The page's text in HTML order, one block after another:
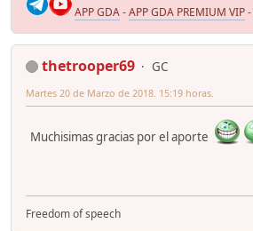
APP GDA-APP GDA PREMIUM VIP-
thetrooper69
GC
Martes 20 de Marzo de 2018. 15:19 horas.
Muchisimas gracias por el aporte
Freedom of speech